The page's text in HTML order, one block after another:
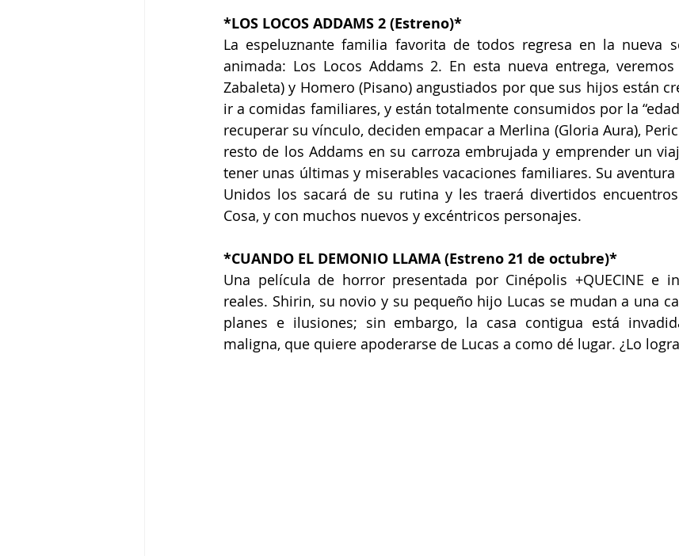
*LOS LOCOS ADDAMS 2 (Estreno)*
La espeluznante familia favorita de todos regresa en la nueva
animada: Los Locos Addams 2. En esta nueva entrega,
Zabaleta) y Homero (Pisano) angustiados por que sus hijos están
ir a comidas familiares, y están totalmente consumidos por la
recuperar su vínculo, deciden empacar a Merlina (Gloria Aura),
resto de los Addams en su carroza embrujada y emprender un
tener unas últimas y miserables vacaciones familiares. Su aventura
Unidos los sacará de su rutina y les traerá divertidos
Cosa, y con muchos nuevos y excéntricos personajes.
*CUANDO EL DEMONIO LLAMA (Estreno 21 de octubre)*
Una película de horror presentada por Cinépolis +QUECINE e
reales. Shirin, su novio y su pequeño hijo Lucas se mudan a una
planes e ilusiones; sin embargo, la casa contigua está
maligna, que quiere apoderarse de Lucas a como dé lugar. ¿Lo